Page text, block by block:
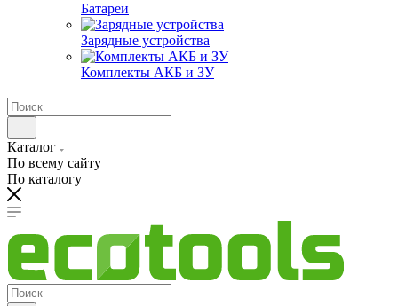
Батареи
Зарядные устройства
Комплекты АКБ и ЗУ
Каталог
По всему сайту
По каталогу